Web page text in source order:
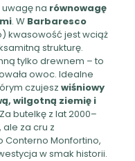
uwagę na równowagę
. W Barbaresco
kwasowość jest wciąż
strukturę.
tylko drewnem – to
owoc. Idealne
czujesz wiśniowy
wilgotną ziemię i
butelkę z lat 2000–
ale za cru z
Conterno Monfortino,
w smak historii.